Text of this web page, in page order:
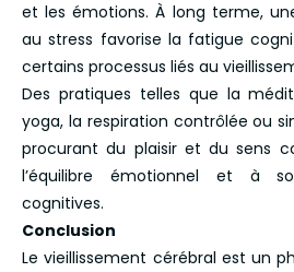
et les émotions. À long terme,
au stress favorise la fatigue
certains processus liés au
Des pratiques telles que la
yoga, la respiration contrôlée ou
procurant du plaisir et du sens
l’équilibre émotionnel et à
cognitives.
Conclusion
Le vieillissement cérébral est un